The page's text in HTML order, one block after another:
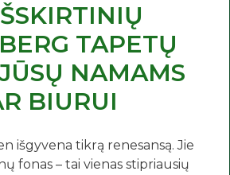
TAPETŲ
NAMAMS
BIURUI
išgyvena tikrą renesansą. Jie
fonas – tai vienas stipriausių